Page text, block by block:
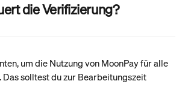
die Verifizierung?
um die Nutzung von MoonPay für alle
Das solltest du zur Bearbeitungszeit